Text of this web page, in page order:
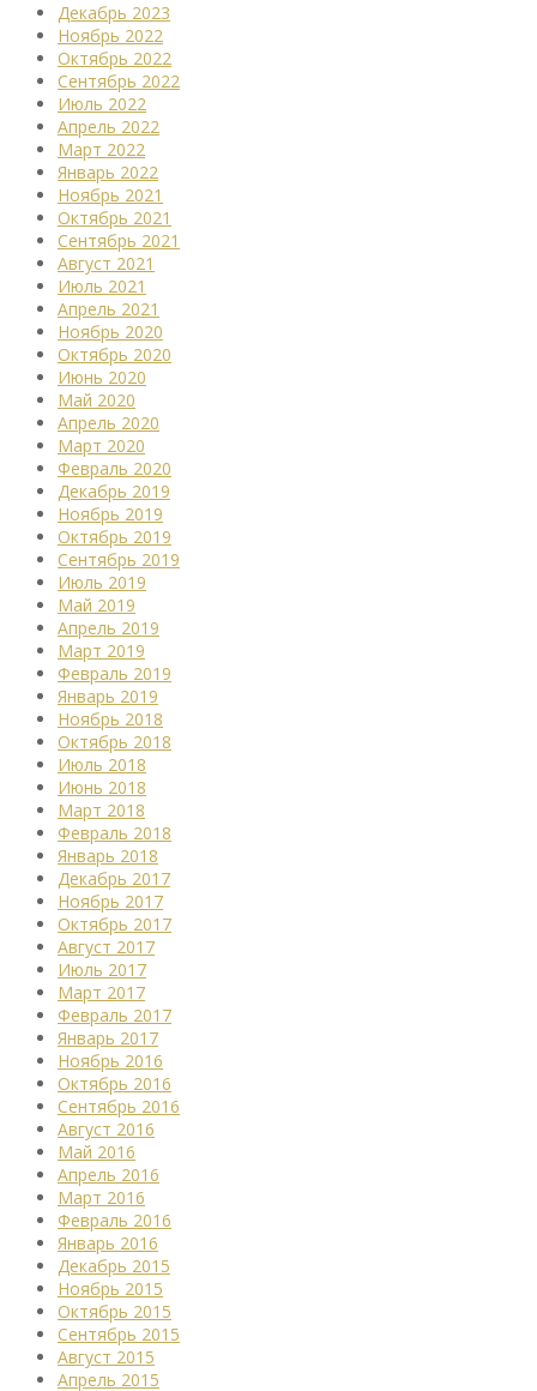
Декабрь 2023
Ноябрь 2022
Октябрь 2022
Сентябрь 2022
Июль 2022
Апрель 2022
Март 2022
Январь 2022
Ноябрь 2021
Октябрь 2021
Сентябрь 2021
Август 2021
Июль 2021
Апрель 2021
Ноябрь 2020
Октябрь 2020
Июнь 2020
Май 2020
Апрель 2020
Март 2020
Февраль 2020
Декабрь 2019
Ноябрь 2019
Октябрь 2019
Сентябрь 2019
Июль 2019
Май 2019
Апрель 2019
Март 2019
Февраль 2019
Январь 2019
Ноябрь 2018
Октябрь 2018
Июль 2018
Июнь 2018
Март 2018
Февраль 2018
Январь 2018
Декабрь 2017
Ноябрь 2017
Октябрь 2017
Август 2017
Июль 2017
Март 2017
Февраль 2017
Январь 2017
Ноябрь 2016
Октябрь 2016
Сентябрь 2016
Август 2016
Май 2016
Апрель 2016
Март 2016
Февраль 2016
Январь 2016
Декабрь 2015
Ноябрь 2015
Октябрь 2015
Сентябрь 2015
Август 2015
Апрель 2015